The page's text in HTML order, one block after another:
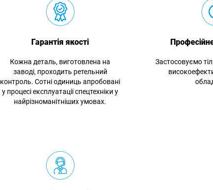
Гарантія якості
Кожна деталь, виготовлена на
заводі, проходить ретельний
контроль. Сотні одиниць апробовані
у процесі експлуатації спецтехніки у
найрізноманітніших умовах.
Застосовуємо